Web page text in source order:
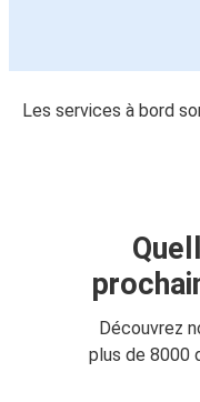
Les services à bord
Découvrez
plus de 8000